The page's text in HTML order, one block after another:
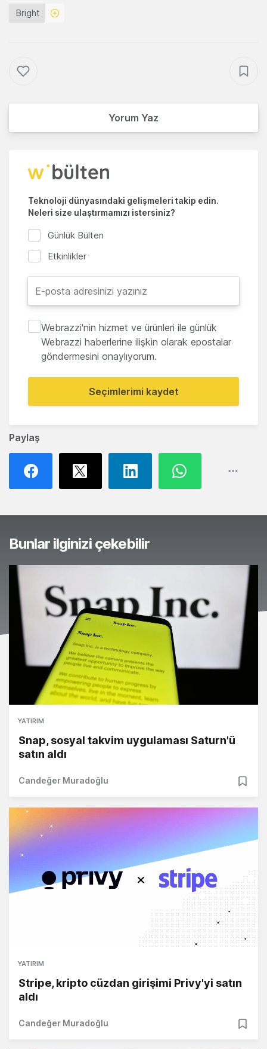
Paylaş
Bright
Yorum Yaz
Teknoloji dünyasındaki gelişmeleri takip edin.
Neleri size ulaştırmamızı istersiniz?
Günlük Bülten
Etkinlikler
Webrazzi'nin hizmet ve ürünleri ile günlük
Webrazzi haberlerine ilişkin olarak epostalar
göndermesini onaylıyorum.
Seçimlerimi kaydet
Bunlar ilginizi çekebilir
YATIRIM
Snap, sosyal takvim uygulaması Saturn'ü
satın aldı
Candeğer Muradoğlu
YATIRIM
Stripe, kripto cüzdan girişimi Privy'yi satın
aldı
Candeğer Muradoğlu